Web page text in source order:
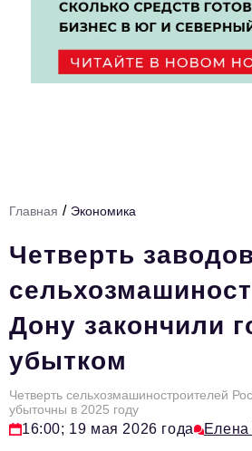
Категории:
Финансы
Цитаты
Аналитика
Главное
Интервью
Сделано в России
Право
Главная / Экономика
Четверть заводов
Дону закончили
убытком
Четверть сельхозмашиностроителей
убыточны в 2025 году
16:00; 19 мая 2026 года Елена